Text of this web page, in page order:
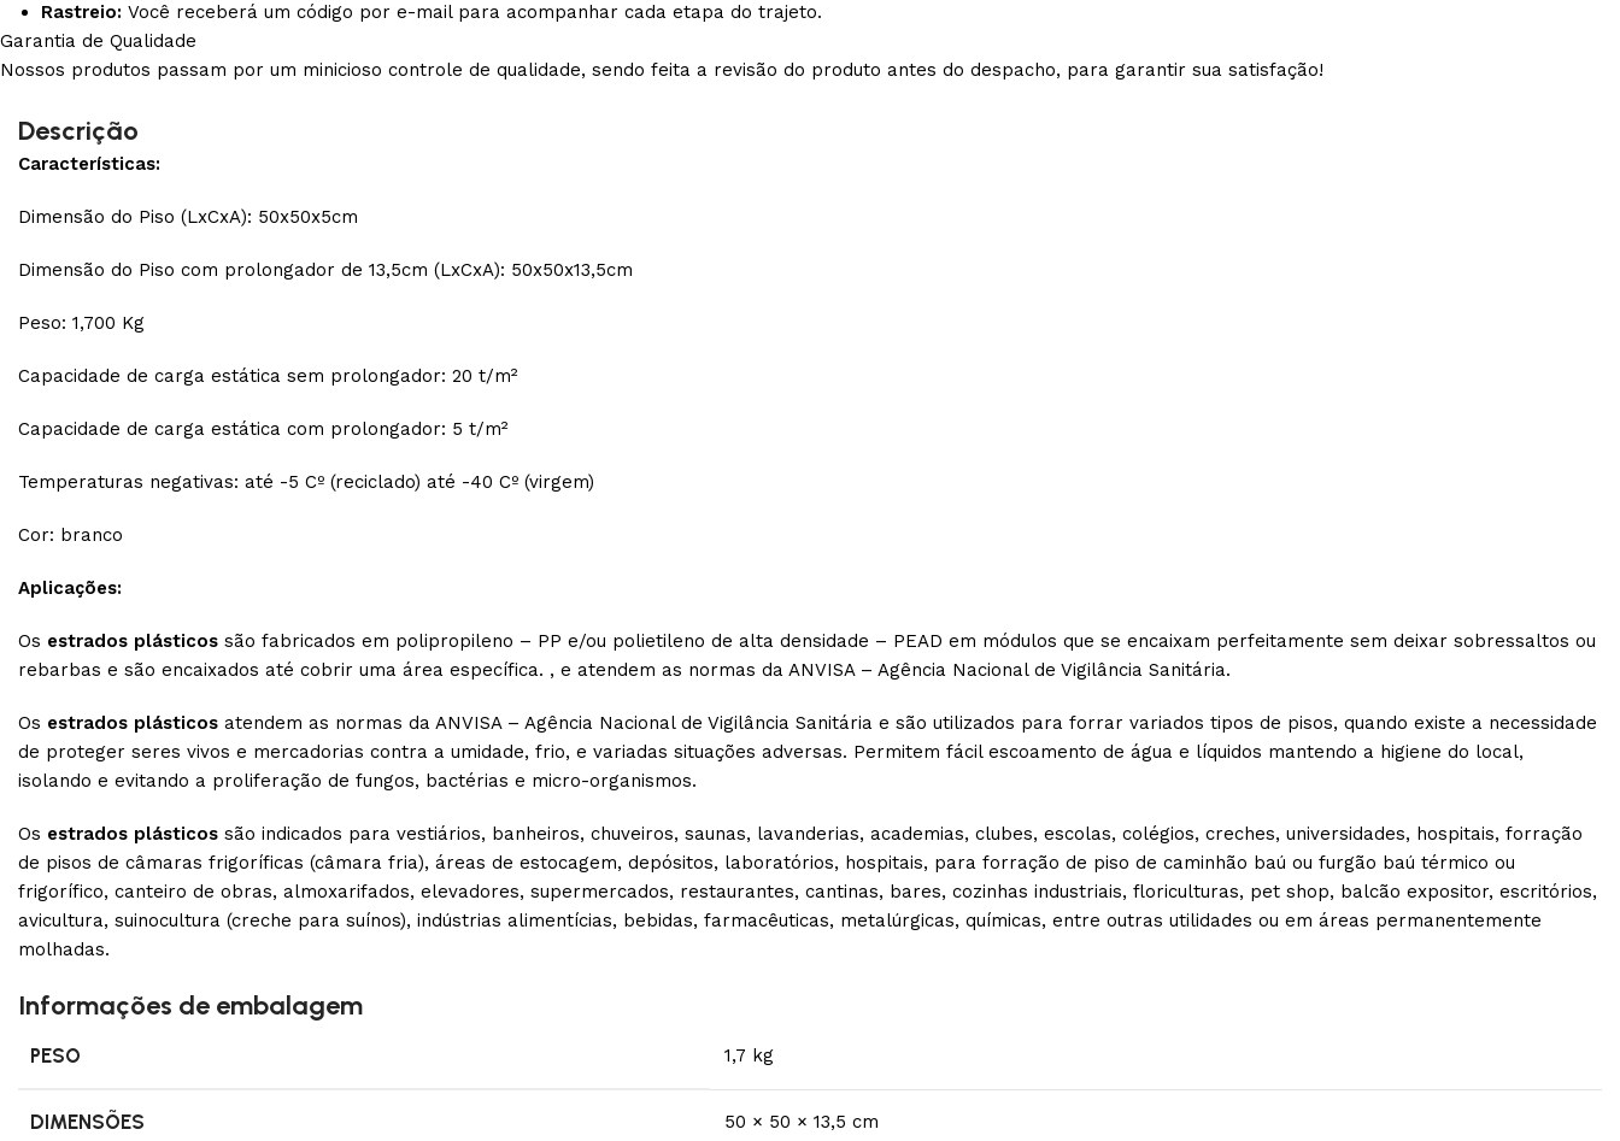
Rastreio: Você receberá um código por e-mail para acompanhar cada etapa do trajeto.
Garantia de Qualidade
Nossos produtos passam por um minicioso controle de qualidade, sendo feita a revisão do produto antes do despacho, para garantir sua satisfação!
Descrição
Características:
Dimensão do Piso (LxCxA): 50x50x5cm
Dimensão do Piso com prolongador de 13,5cm (LxCxA): 50x50x13,5cm
Peso: 1,700 Kg
Capacidade de carga estática sem prolongador: 20 t/m²
Capacidade de carga estática com prolongador: 5 t/m²
Temperaturas negativas: até -5 Cº (reciclado) até -40 Cº (virgem)
Cor: branco
Aplicações:
Os estrados plásticos são fabricados em polipropileno – PP e/ou polietileno de alta densidade – PEAD em módulos que se encaixam perfeitamente sem deixar sobressaltos ou
rebarbas e são encaixados até cobrir uma área específica. , e atendem as normas da ANVISA – Agência Nacional de Vigilância Sanitária.
Os estrados plásticos atendem as normas da ANVISA – Agência Nacional de Vigilância Sanitária e são utilizados para forrar variados tipos de pisos, quando existe a necessidade
de proteger seres vivos e mercadorias contra a umidade, frio, e variadas situações adversas. Permitem fácil escoamento de água e líquidos mantendo a higiene do local,
isolando e evitando a proliferação de fungos, bactérias e micro-organismos.
Os estrados plásticos são indicados para vestiários, banheiros, chuveiros, saunas, lavanderias, academias, clubes, escolas, colégios, creches, universidades, hospitais, forração
de pisos de câmaras frigoríficas (câmara fria), áreas de estocagem, depósitos, laboratórios, hospitais, para forração de piso de caminhão baú ou furgão baú térmico ou
frigorífico, canteiro de obras, almoxarifados, elevadores, supermercados, restaurantes, cantinas, bares, cozinhas industriais, floriculturas, pet shop, balcão expositor, escritórios,
avicultura, suinocultura (creche para suínos), indústrias alimentícias, bebidas, farmacêuticas, metalúrgicas, químicas, entre outras utilidades ou em áreas permanentemente
molhadas.
Informações de embalagem
PESO 1,7 kg
DIMENSÕES 50 × 50 × 13,5 cm